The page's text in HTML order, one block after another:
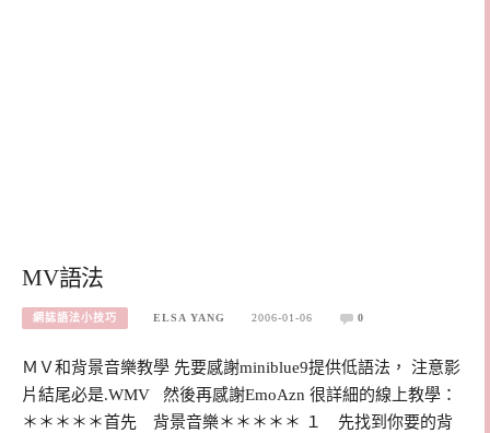
MV語法
網誌語法小技巧 ELSA YANG 2006-01-06 0
ＭＶ和背景音樂教學 先要感謝miniblue9提供低語法， 注意影
片結尾必是.WMV 然後再感謝EmoAzn 很詳細的線上教學：
＊＊＊＊＊首先 背景音樂＊＊＊＊＊ １ 先找到你要的背